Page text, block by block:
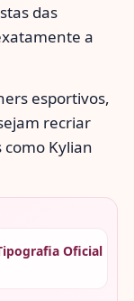
das
a
esportivos,
recriar
como Kylian
Oficial